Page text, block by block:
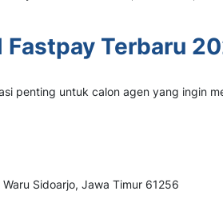
Terbaru
penting untuk calon agen yang ingin
Sidoarjo, Jawa Timur 61256